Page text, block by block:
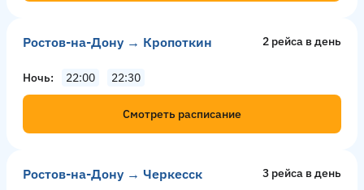
Ростов-на-Дону → Кропоткин 2 рейсa в день
Ночь 22:00 22:30
Смотреть расписание
Ростов-на-Дону → Черкесск 3 рейсa в день